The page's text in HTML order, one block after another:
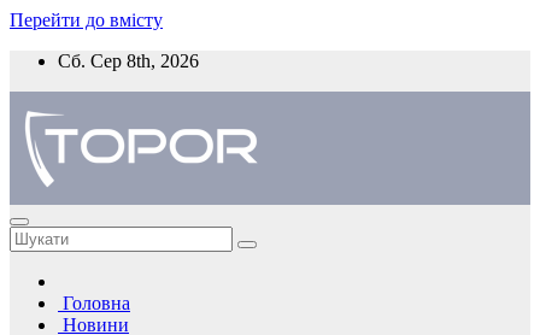
Перейти до вмісту
Сб. Сер 8th, 2026
Головна
Новини